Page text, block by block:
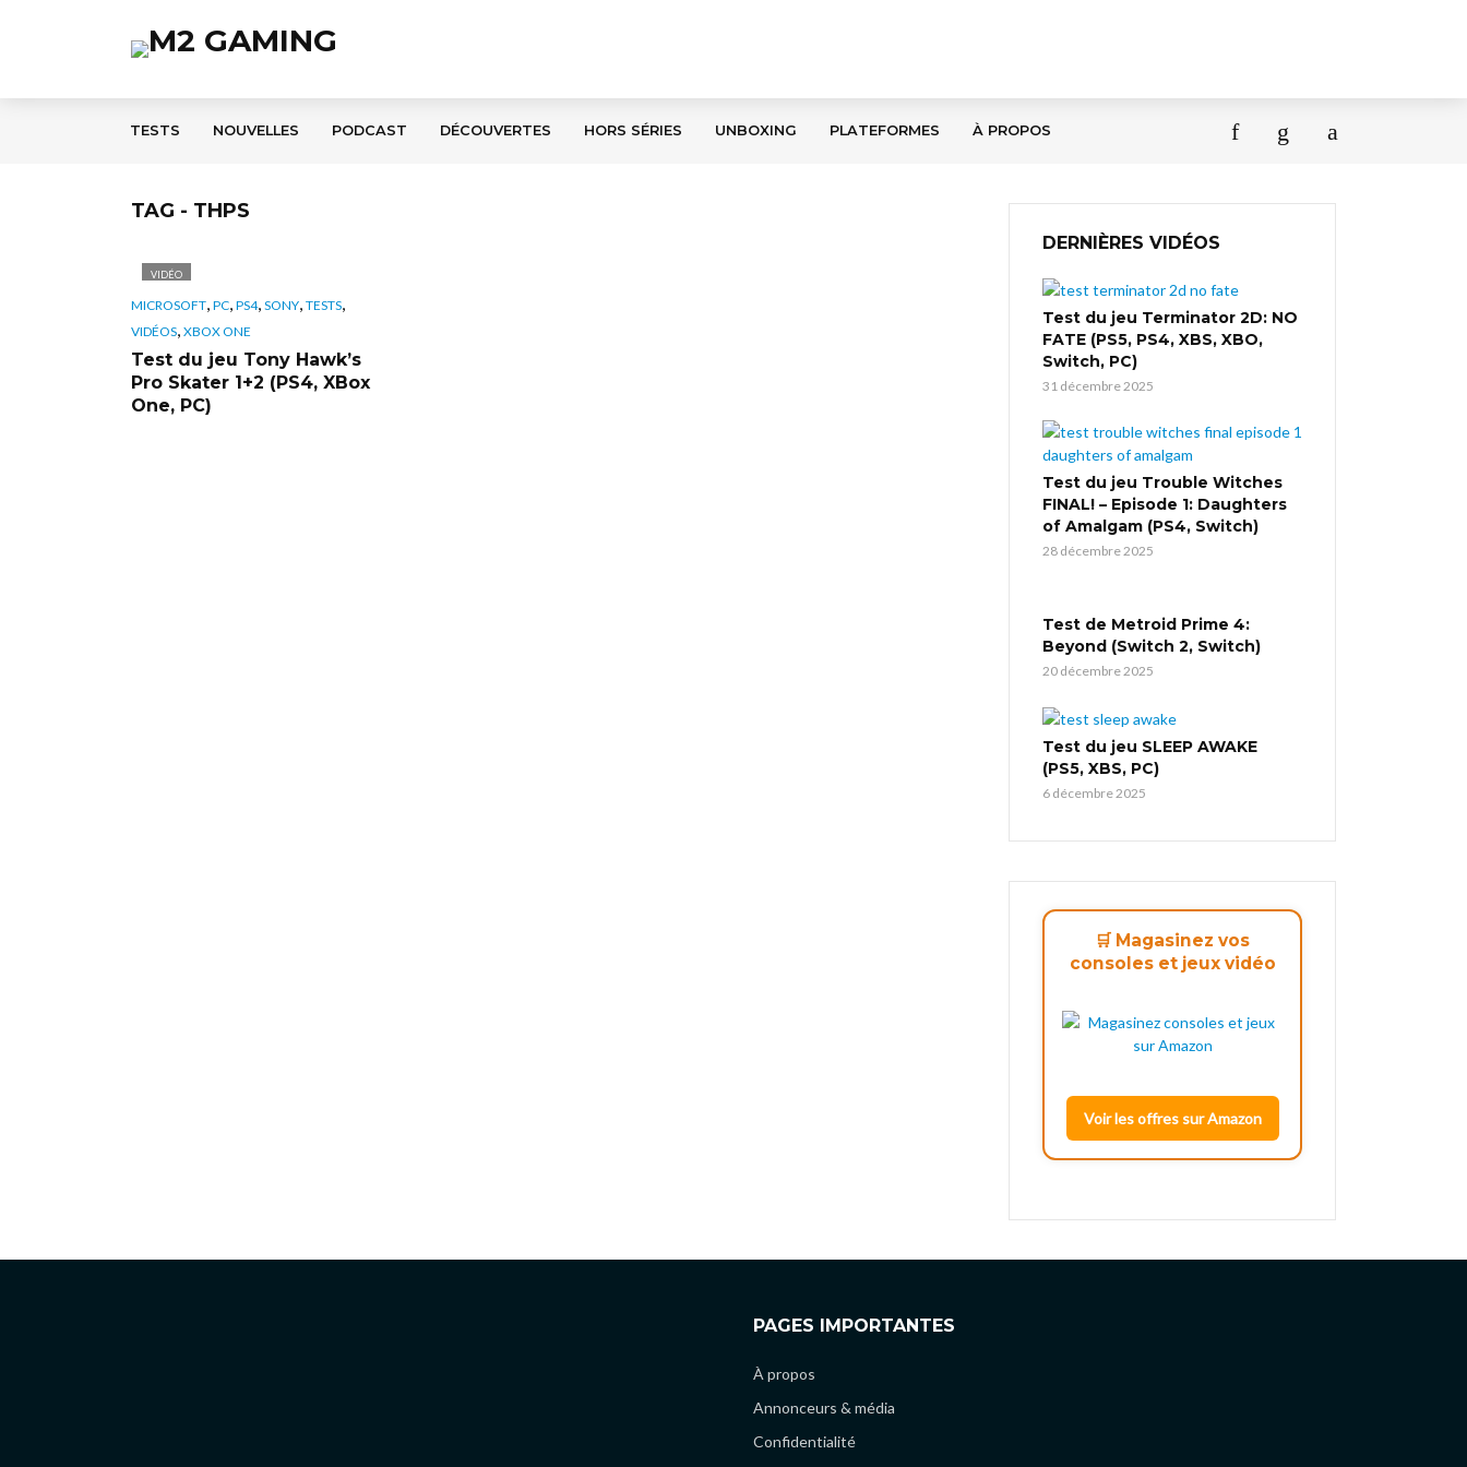
TESTS NOUVELLES PODCAST DÉCOUVERTES HORS SÉRIES UNBOXING PLATEFORMES À PROPOS
TAG - THPS
VIDÉO
MICROSOFT, PC, PS4, SONY, TESTS,
VIDÉOS, XBOX ONE
Test du jeu Tony Hawk’s
Pro Skater 1+2 (PS4, XBox
One, PC)
DERNIÈRES VIDÉOS
Test du jeu Terminator 2D: NO
FATE (PS5, PS4, XBS, XBO,
Switch, PC)
31 décembre 2025
Test du jeu Trouble Witches
FINAL! – Episode 1: Daughters
of Amalgam (PS4, Switch)
28 décembre 2025
Test de Metroid Prime 4:
Beyond (Switch 2, Switch)
20 décembre 2025
Test du jeu SLEEP AWAKE
(PS5, XBS, PC)
6 décembre 2025
🛒 Magasinez vos
consoles et jeux vidéo
Voir les offres sur Amazon
PAGES IMPORTANTES
À propos
Annonceurs & média
Confidentialité